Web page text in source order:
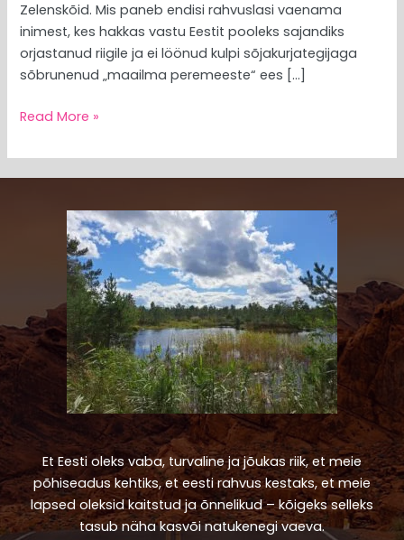
Zelenskõid. Mis paneb endisi rahvuslasi vaenama
inimest, kes hakkas vastu Eestit pooleks sajandiks
orjastanud riigile ja ei löönud kulpi sõjakurjategijaga
sõbrunenud „maailma peremeeste“ ees […]
Read More »
Et Eesti oleks vaba, turvaline ja jõukas riik, et meie
põhiseadus kehtiks, et eesti rahvus kestaks, et meie
lapsed oleksid kaitstud ja õnnelikud – kõigeks selleks
tasub näha kasvõi natukenegi vaeva.